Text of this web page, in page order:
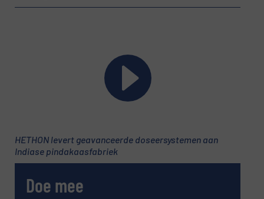
Nieuwsbrief
HETHON levert geavanceerde doseersystemen aan
Indiase pindakaasfabriek
Doe mee